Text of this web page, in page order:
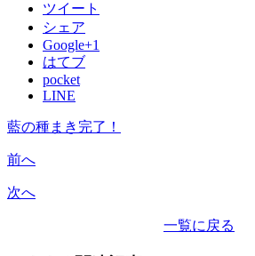
ツイート
シェア
Google+1
はてブ
pocket
LINE
藍の種まき完了！
前へ
次へ
一覧に戻る